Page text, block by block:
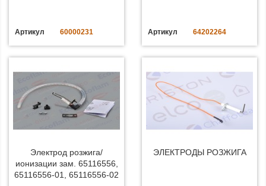
Артикул 60000231 Артикул 64202264
Электрод розжига/
ионизации зам. 65116556,
65116556-01, 65116556-02
ЭЛЕКТРОДЫ РОЗЖИГА